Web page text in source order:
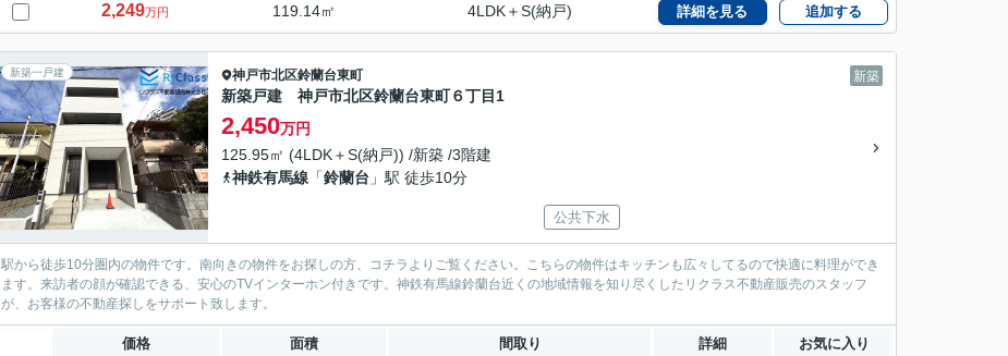
2,249万円 119.14㎡ 4LDK＋S(納戸) 詳細を見る 追加する
新築一戸建 新築
神戸市北区鈴蘭台東町
新築戸建 神戸市北区鈴蘭台東町６丁目1
2,450万円
125.95㎡ (4LDK＋S(納戸)) /新築 /3階建
神鉄有馬線 「鈴蘭台 」駅 徒歩10分
公共下水
駅から徒歩10分圏内の物件です。南向きの物件をお探しの方、コチラよりご覧ください。こちらの物件はキッチンも広々してるので快適に料理ができ
ます。来訪者の顔が確認できる、安心のTVインターホン付きです。神鉄有馬線鈴蘭台近くの地域情報を知り尽くしたリクラス不動産販売のスタッフ
が、お客様の不動産探しをサポート致します。
価格 面積 間取り 詳細 お気に入り